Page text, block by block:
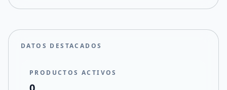
DATOS DESTACADOS
PRODUCTOS ACTIVOS